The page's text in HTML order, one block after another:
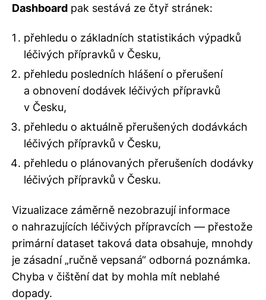
Dashboard pak sestává ze čtyř stránek:
přehledu o základních statistikách výpadků
léčivých přípravků v Česku,
přehledu posledních hlášení o přerušení
a obnovení dodávek léčivých přípravků
v Česku,
přehledu o aktuálně přerušených dodávkách
léčivých přípravků v Česku,
přehledu o plánovaných přerušeních dodávky
léčivých přípravků v Česku.
Vizualizace záměrně nezobrazují informace
o nahrazujících léčivých přípravcích — přestože
primární dataset taková data obsahuje, mnohdy
je zásadní „ručně vepsaná“ odborná poznámka.
Chyba v čištění dat by mohla mít neblahé
dopady.